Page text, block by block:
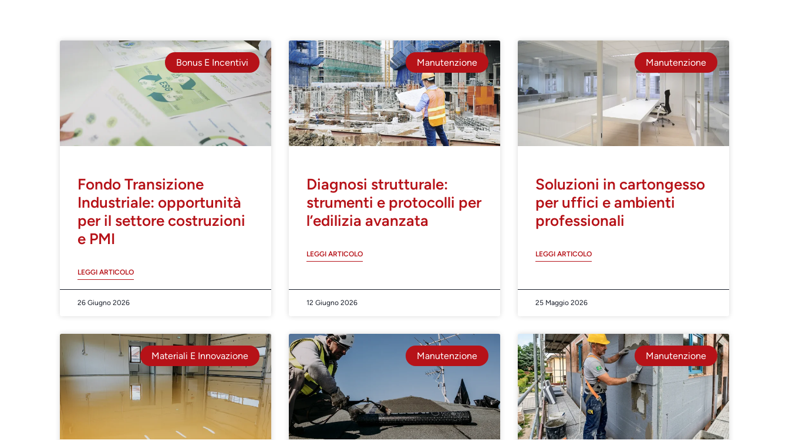
Bonus E Incentivi
Fondo Transizione
Industriale: opportunità
per il settore costruzioni
e PMI
LEGGI ARTICOLO
26 Giugno 2026
Manutenzione
Diagnosi strutturale:
strumenti e protocolli per
l’edilizia avanzata
LEGGI ARTICOLO
12 Giugno 2026
Manutenzione
Soluzioni in cartongesso
per uffici e ambienti
professionali
LEGGI ARTICOLO
25 Maggio 2026
Materiali E Innovazione Manutenzione Manutenzione